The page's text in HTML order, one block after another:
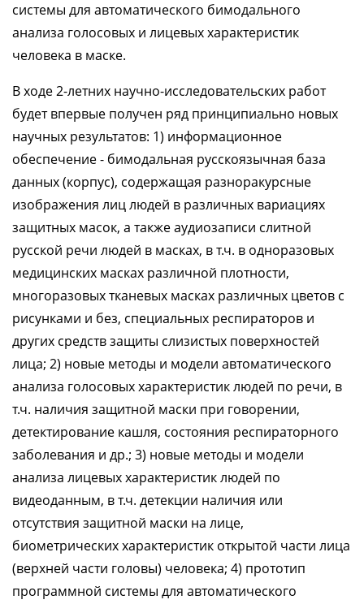
системы для автоматического бимодального
анализа голосовых и лицевых характеристик
человека в маске.
В ходе 2-летних научно-исследовательских работ
будет впервые получен ряд принципиально новых
научных результатов: 1) информационное
обеспечение - бимодальная русскоязычная база
данных (корпус), содержащая разноракурсные
изображения лиц людей в различных вариациях
защитных масок, а также аудиозаписи слитной
русской речи людей в масках, в т.ч. в одноразовых
медицинских масках различной плотности,
многоразовых тканевых масках различных цветов с
рисунками и без, специальных респираторов и
других средств защиты слизистых поверхностей
лица; 2) новые методы и модели автоматического
анализа голосовых характеристик людей по речи, в
т.ч. наличия защитной маски при говорении,
детектирование кашля, состояния респираторного
заболевания и др.; 3) новые методы и модели
анализа лицевых характеристик людей по
видеоданным, в т.ч. детекции наличия или
отсутствия защитной маски на лице,
биометрических характеристик открытой части лица
(верхней части головы) человека; 4) прототип
программной системы для автоматического